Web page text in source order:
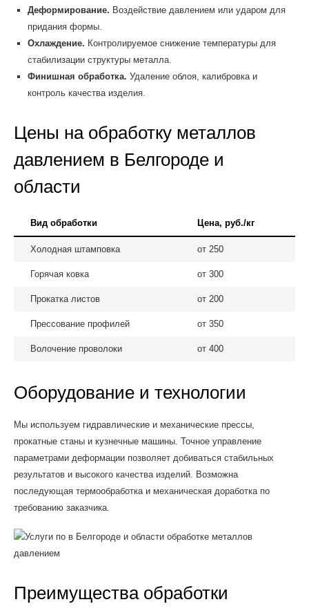
Деформирование. Воздействие давлением или ударом для
придания формы.
Охлаждение. Контролируемое снижение температуры для
стабилизации структуры металла.
Финишная обработка. Удаление облоя, калибровка и
контроль качества изделия.
Цены на обработку металлов
давлением в Белгороде и
области
Вид обработки Цена, руб./кг
Холодная штамповка от 250
Горячая ковка от 300
Прокатка листов от 200
Прессование профилей от 350
Волочение проволоки от 400
Оборудование и технологии
Мы используем гидравлические и механические прессы,
прокатные станы и кузнечные машины. Точное управление
параметрами деформации позволяет добиваться стабильных
результатов и высокого качества изделий. Возможна
последующая термообработка и механическая доработка по
требованию заказчика.
Преимущества обработки